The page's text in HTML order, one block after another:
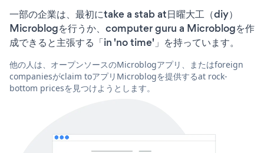
一部の企業は、最初にtake a stab at日曜大工（diy）
Microblogを行うか、computer guru a Microblogを作
成できると主張する「in 'no time'」を持っています。
他の人は、オープンソースのMicroblogアプリ、またはforeign
companiesがclaim toアプリMicroblogを提供するat rock-
bottom pricesを見つけようとします。